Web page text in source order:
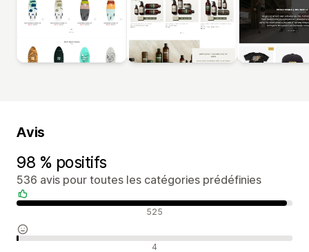
Avis
98 % positifs
536 avis pour toutes les catégories prédéfinies
Avis positifs 525
Avis neutres 4